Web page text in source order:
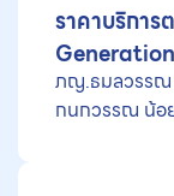
ราคาบริการ
Generation
เศรษฐศาสต
จัดทำแนวปฏิ
ภญ.ธมลวรร
กนกวรรณ น้อ